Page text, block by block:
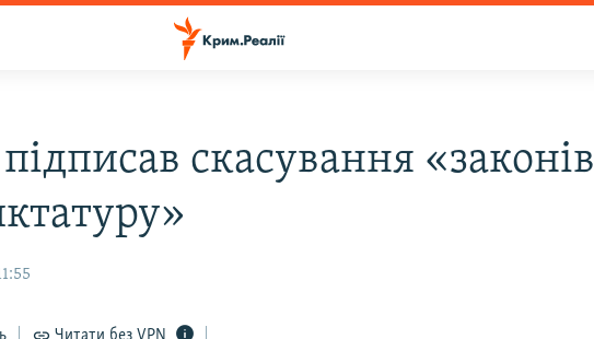
скасування «законів